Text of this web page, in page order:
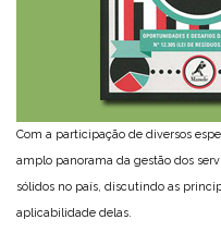
Com a participação de diversos
amplo panorama da gestão dos
sólidos no país, discutindo as
aplicabilidade delas.